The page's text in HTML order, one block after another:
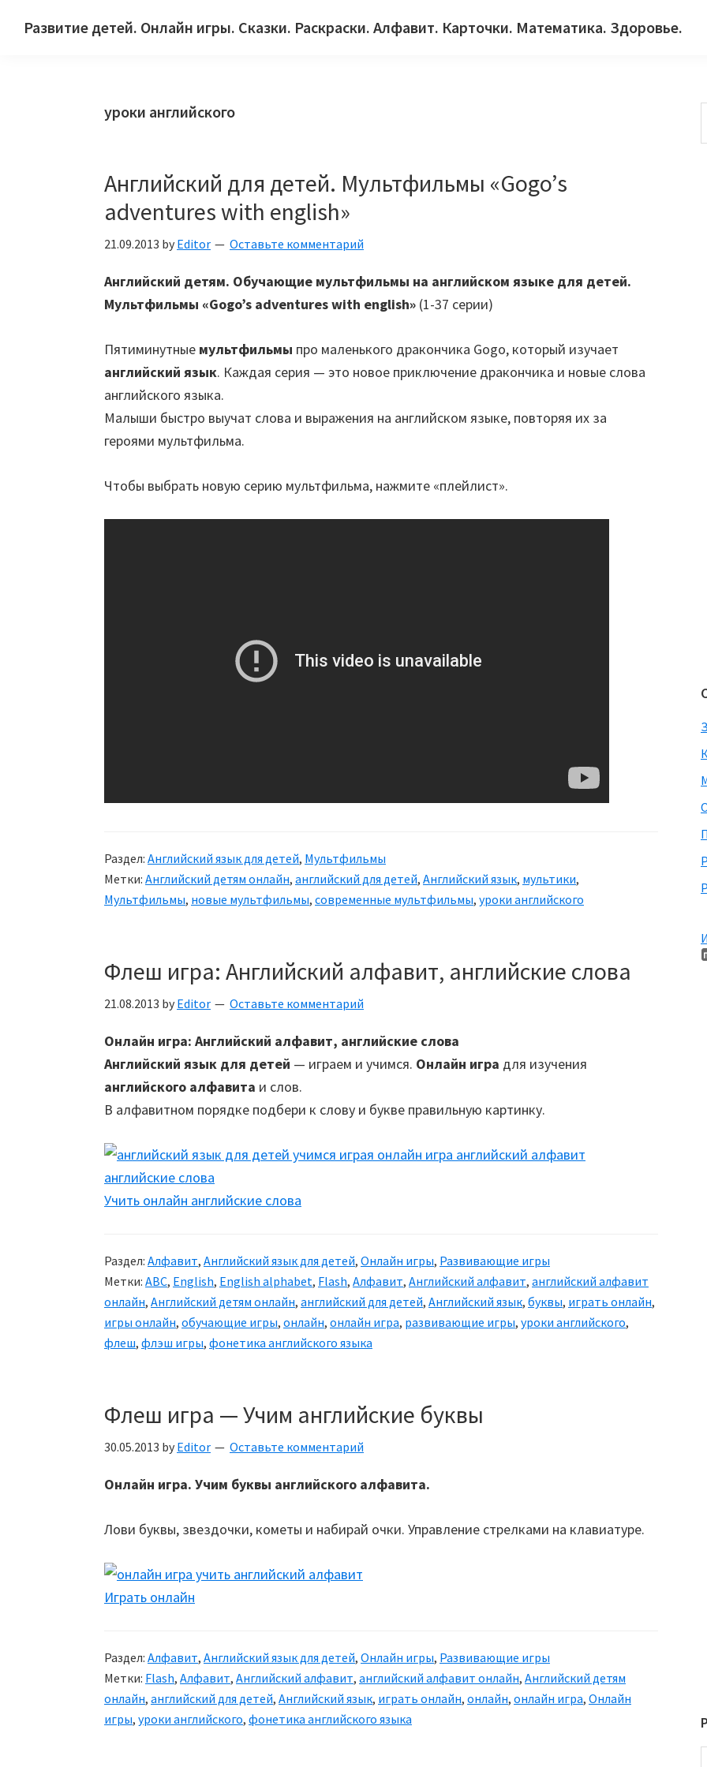
Развитие детей. Онлайн игры. Сказки. Раскраски. Алфавит. Карточки. Математика. Здоровье.
уроки английского
Английский для детей. Мультфильмы «Gogo’s
adventures with english»
21.09.2013 by Editor Оставьте комментарий
Английский детям. Обучающие мультфильмы на английском языке для детей.
Мультфильмы «Gogo’s adventures with english» (1-37 серии)
Пятиминутные мультфильмы про маленького дракончика Gogo, который изучает
английский язык. Каждая серия — это новое приключение дракончика и новые слова
английского языка.
Малыши быстро выучат слова и выражения на английском языке, повторяя их за
героями мультфильма.
Чтобы выбрать новую серию мультфильма, нажмите «плейлист».
Раздел: Английский язык для детей, Мультфильмы
Метки: Английский детям онлайн, английский для детей, Английский язык, мультики,
Мультфильмы, новые мультфильмы, современные мультфильмы, уроки английского
Флеш игра: Английский алфавит, английские слова
21.08.2013 by Editor Оставьте комментарий
Онлайн игра: Английский алфавит, английские слова
Английский язык для детей — играем и учимся. Онлайн игра для изучения
английского алфавита и слов.
В алфавитном порядке подбери к слову и букве правильную картинку.
Учить онлайн английские слова
Раздел: Алфавит, Английский язык для детей, Онлайн игры, Развивающие игры
Метки: ABC, English, English alphabet, Flash, Алфавит, Английский алфавит, английский алфавит
онлайн, Английский детям онлайн, английский для детей, Английский язык, буквы, играть онлайн,
игры онлайн, обучающие игры, онлайн, онлайн игра, развивающие игры, уроки английского,
флеш, флэш игры, фонетика английского языка
Флеш игра — Учим английские буквы
30.05.2013 by Editor Оставьте комментарий
Онлайн игра. Учим буквы английского алфавита.
Лови буквы, звездочки, кометы и набирай очки. Управление стрелками на клавиатуре.
Играть онлайн
Раздел: Алфавит, Английский язык для детей, Онлайн игры, Развивающие игры
Метки: Flash, Алфавит, Английский алфавит, английский алфавит онлайн, Английский детям
онлайн, английский для детей, Английский язык, играть онлайн, онлайн, онлайн игра, Онлайн
игры, уроки английского, фонетика английского языка